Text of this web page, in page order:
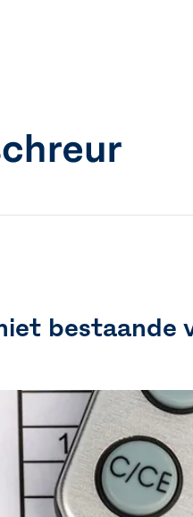
bestaande